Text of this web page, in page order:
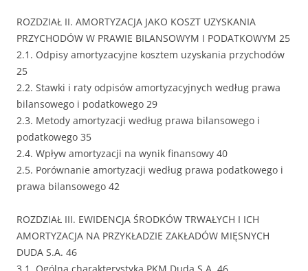
ROZDZIAŁ II. AMORTYZACJA JAKO KOSZT UZYSKANIA
PRZYCHODÓW W PRAWIE BILANSOWYM I PODATKOWYM 25
2.1. Odpisy amortyzacyjne kosztem uzyskania przychodów
25
2.2. Stawki i raty odpisów amortyzacyjnych według prawa
bilansowego i podatkowego 29
2.3. Metody amortyzacji według prawa bilansowego i
podatkowego 35
2.4. Wpływ amortyzacji na wynik finansowy 40
2.5. Porównanie amortyzacji według prawa podatkowego i
prawa bilansowego 42
ROZDZIAŁ III. EWIDENCJA ŚRODKÓW TRWAŁYCH I ICH
AMORTYZACJA NA PRZYKŁADZIE ZAKŁADÓW MIĘSNYCH
DUDA S.A. 46